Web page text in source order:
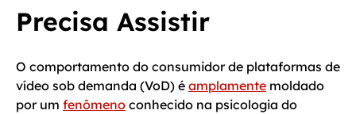
Precisa Assistir
O comportamento do consumidor de plataformas de
vídeo sob demanda (VoD) é amplamente moldado
por um fenômeno conhecido na psicologia do